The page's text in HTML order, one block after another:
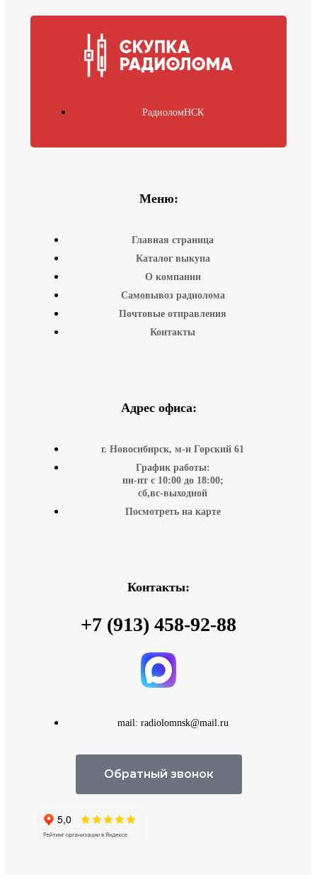
РадиоломНСК
Меню:
Главная страница
Каталог выкупа
О компании
Самовывоз радиолома
Почтовые отправления
Контакты
Адрес офиса:
г. Новосибирск, м-н Горский 61
График работы:
пн-пт с 10:00 до 18:00;
сб,вс-выходной
Посмотреть на карте
Контакты:
+7 (913) 458-92-88
mail: radiolomnsk@mail.ru
Обратный звонок